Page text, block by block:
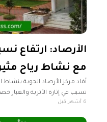
الأرصاد: ارتفاع
مع نشاط رياح
أفاد مركز الأرصاد الجوية
تسبب في إثارة الأتربة
وأوضح المركز في نشرته الجوية
6 أشهر قبل